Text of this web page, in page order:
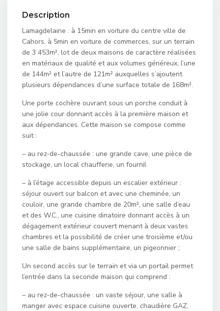
Description
Lamagdelaine : à 15min en voiture du centre ville de
Cahors, à 5min en voiture de commerces, sur un terrain
de 3 453m², lot de deux maisons de caractère réalisées
en matériaux de qualité et aux volumes généreux, l’une
de 144m² et l’autre de 121m² auxquelles s’ajoutent
plusieurs dépendances d’une surface totale de 168m².
Une porte cochère ouvrant sous un porche conduit à
une jolie cour donnant accès à la première maison et
aux dépendances. Cette maison se compose comme
suit :
– au rez-de-chaussée : une grande cave, une pièce de
stockage, un local chaufferie, un fournil
– à l’étage accessible depuis un escalier extérieur :
séjour ouvert sur balcon et avec une cheminée, un
couloir, une grande chambre de 20m², une salle d’eau
et des W.C., une cuisine dinatoire donnant accès à un
dégagement extérieur couvert menant à deux vastes
chambres et la possibilité de créer une troisième et/ou
une salle de bains supplémentaire, un pigeonnier ;
Un second accès sur le terrain et via un portail permet
l’entrée dans la seconde maison qui comprend :
– au rez-de-chaussée : un vaste séjour, une salle à
manger avec espace cuisine ouverte, chaudière GAZ,